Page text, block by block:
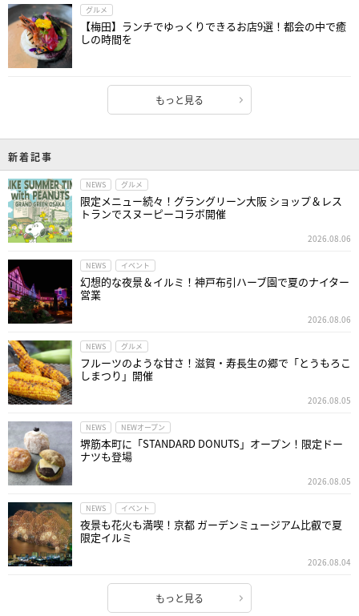
グルメ
【梅田】ランチでゆっくりできるお店9選！都会の中で癒
しの時間を
もっと見る
新着記事
NEWS グルメ
限定メニュー続々！グラングリーン大阪 ショップ＆レス
トランでスヌーピーコラボ開催
2026.08.06
NEWS イベント
幻想的な夜景＆イルミ！神戸布引ハーブ園で夏のナイター
営業
2026.08.06
NEWS グルメ
フルーツのような甘さ！滋賀・寿長生の郷で「とうもろこ
しまつり」開催
2026.08.05
NEWS NEWオープン
堺筋本町に「STANDARD DONUTS」オープン！限定ドー
ナツも登場
2026.08.05
NEWS イベント
夜景も花火も満喫！京都 ガーデンミュージアム比叡で夏
限定イルミ
2026.08.04
もっと見る